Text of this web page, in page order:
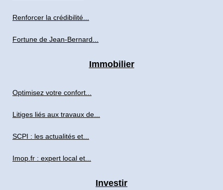
Renforcer la crédibilité...
Fortune de Jean-Bernard...
Immobilier
Optimisez votre confort...
Litiges liés aux travaux de...
SCPI : les actualités et...
Imop.fr : expert local et...
Investir